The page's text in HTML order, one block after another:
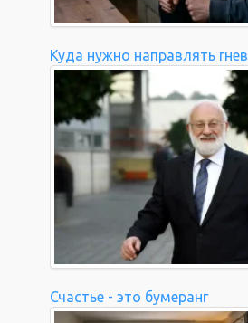
Куда нужно направлять гнев
Счастье - это бумеранг